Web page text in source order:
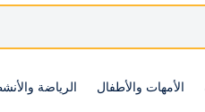
الأمهات والأطفال الرياضة